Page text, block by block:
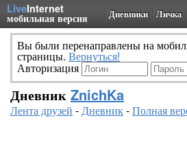
LiveInternet
мобильная версия Дневники Личка
Вы были перенаправлены на
страницы. Вернуться!
Авторизация
Дневник ZnichKa
Лента друзей -Дневник-Полная